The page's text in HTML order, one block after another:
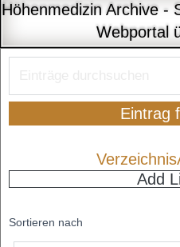
Höhenmedizin Archive -
Webportal
Verzeichnis
Add
Sortieren nach